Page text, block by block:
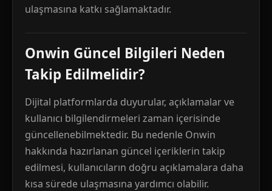
ulaşmasına katkı sağlamaktadır.
Onwin Güncel Bilgileri Neden
Takip Edilmelidir?
Dijital platformlarda duyurular, açıklamalar ve
kullanıcı bilgilendirmeleri zaman içerisinde
güncellenebilmektedir. Bu nedenle Onwin
hakkında hazırlanan güncel içeriklerin takip
edilmesi, kullanıcıların doğru açıklamalara daha
kısa sürede ulaşmasına yardımcı olabilir.